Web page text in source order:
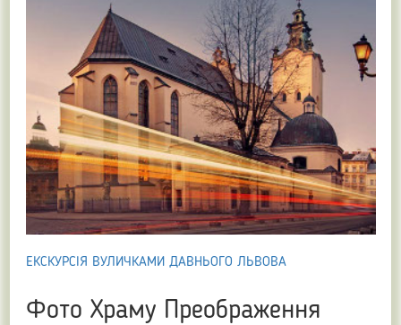
ЕКСКУРСІЯ ВУЛИЧКАМИ ДАВНЬОГО ЛЬВОВА
Фото Храму Преображення